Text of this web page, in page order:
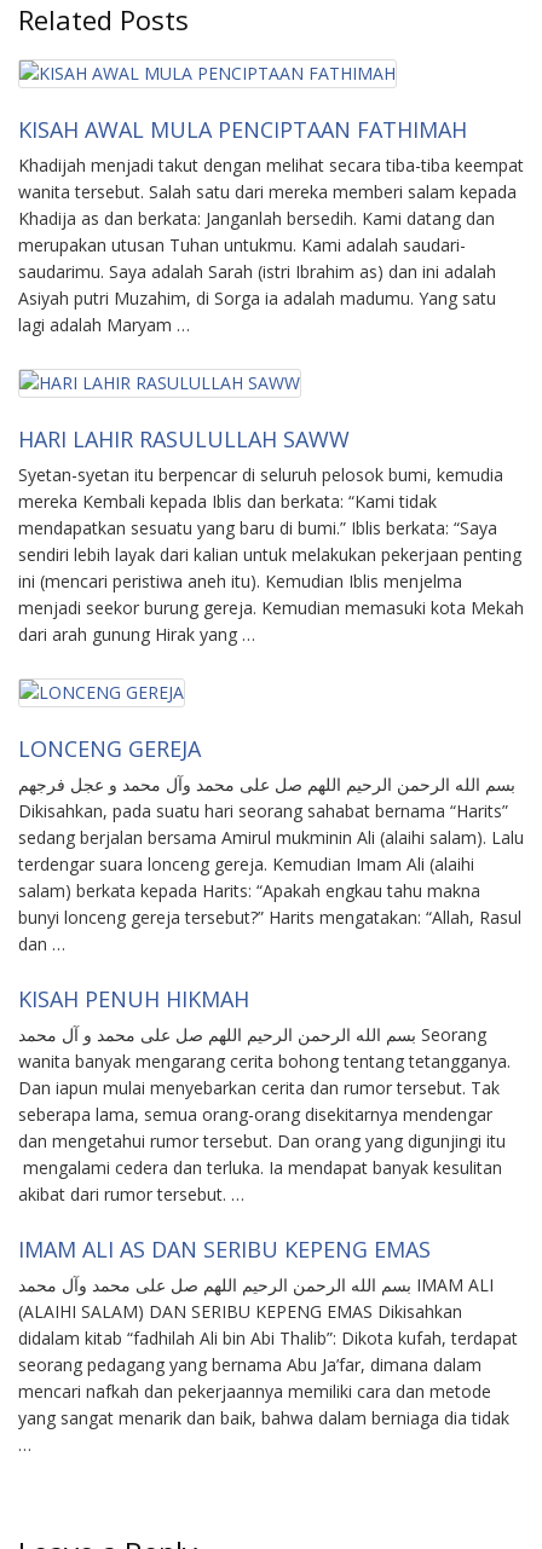
Related Posts
KISAH AWAL MULA PENCIPTAAN FATHIMAH
Khadijah menjadi takut dengan melihat secara tiba-tiba keempat
wanita tersebut. Salah satu dari mereka memberi salam kepada
Khadija as dan berkata: Janganlah bersedih. Kami datang dan
merupakan utusan Tuhan untukmu. Kami adalah saudari-
saudarimu. Saya adalah Sarah (istri Ibrahim as) dan ini adalah
Asiyah putri Muzahim, di Sorga ia adalah madumu. Yang satu
lagi adalah Maryam …
HARI LAHIR RASULULLAH SAWW
Syetan-syetan itu berpencar di seluruh pelosok bumi, kemudia
mereka Kembali kepada Iblis dan berkata: “Kami tidak
mendapatkan sesuatu yang baru di bumi.” Iblis berkata: “Saya
sendiri lebih layak dari kalian untuk melakukan pekerjaan penting
ini (mencari peristiwa aneh itu). Kemudian Iblis menjelma
menjadi seekor burung gereja. Kemudian memasuki kota Mekah
dari arah gunung Hirak yang …
LONCENG GEREJA
بسم الله الرحمن الرحيم اللهم صل على محمد وآل محمد و عجل فرجهم
Dikisahkan, pada suatu hari seorang sahabat bernama “Harits”
sedang berjalan bersama Amirul mukminin Ali (alaihi salam). Lalu
terdengar suara lonceng gereja. Kemudian Imam Ali (alaihi
salam) berkata kepada Harits: “Apakah engkau tahu makna
bunyi lonceng gereja tersebut?” Harits mengatakan: “Allah, Rasul
dan …
KISAH PENUH HIKMAH
بسم الله الرحمن الرحيم اللهم صل على محمد و آل محمد Seorang
wanita banyak mengarang cerita bohong tentang tetangganya.
Dan iapun mulai menyebarkan cerita dan rumor tersebut. Tak
seberapa lama, semua orang-orang disekitarnya mendengar
dan mengetahui rumor tersebut. Dan orang yang digunjingi itu
mengalami cedera dan terluka. Ia mendapat banyak kesulitan
akibat dari rumor tersebut. …
IMAM ALI AS DAN SERIBU KEPENG EMAS
بسم الله الرحمن الرحيم اللهم صل على محمد وآل محمد IMAM ALI
(ALAIHI SALAM) DAN SERIBU KEPENG EMAS Dikisahkan
didalam kitab “fadhilah Ali bin Abi Thalib”: Dikota kufah, terdapat
seorang pedagang yang bernama Abu Ja’far, dimana dalam
mencari nafkah dan pekerjaannya memiliki cara dan metode
yang sangat menarik dan baik, bahwa dalam berniaga dia tidak
…